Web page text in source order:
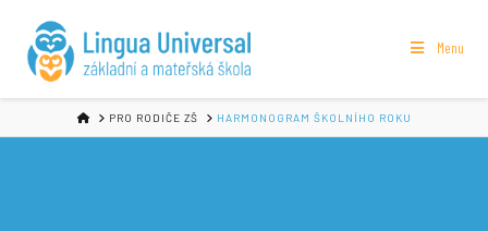
Menu
HOMEPRO RODIČE ZŠ HARMONOGRAM ŠKOLNÍHO ROKU